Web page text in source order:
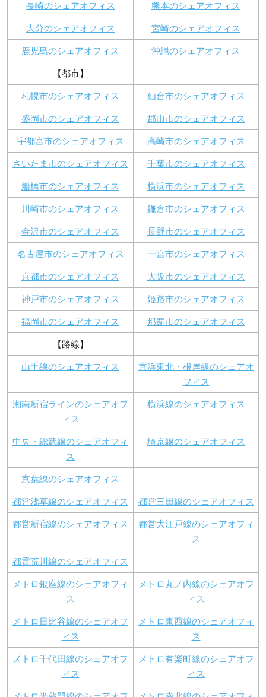
長崎のシェアオフィス 熊本のシェアオフィス
大分のシェアオフィス 宮崎のシェアオフィス
鹿児島のシェアオフィス 沖縄のシェアオフィス
【都市】
札幌市のシェアオフィス 仙台市のシェアオフィス
盛岡市のシェアオフィス 郡山市のシェアオフィス
宇都宮市のシェアオフィス 高崎市のシェアオフィス
さいたま市のシェアオフィス 千葉市のシェアオフィス
船橋市のシェアオフィス 横浜市のシェアオフィス
川崎市のシェアオフィス 鎌倉市のシェアオフィス
金沢市のシェアオフィス 長野市のシェアオフィス
名古屋市のシェアオフィス 一宮市のシェアオフィス
京都市のシェアオフィス 大阪市のシェアオフィス
神戸市のシェアオフィス 姫路市のシェアオフィス
福岡市のシェアオフィス 那覇市のシェアオフィス
【路線】
山手線のシェアオフィス
京浜東北・根岸線のシェアオ
フィス
湘南新宿ラインのシェアオフ
ィス
横浜線のシェアオフィス
中央・総武線のシェアオフィ
ス
埼京線のシェアオフィス
京葉線のシェアオフィス
都営浅草線のシェアオフィス 都営三田線のシェアオフィス
都営新宿線のシェアオフィス
都営大江戸線のシェアオフィ
ス
都電荒川線のシェアオフィス
メトロ銀座線のシェアオフィ
ス
メトロ丸ノ内線のシェアオフ
ィス
メトロ日比谷線のシェアオフ
ィス
メトロ東西線のシェアオフィ
ス
メトロ千代田線のシェアオフ
ィス
メトロ有楽町線のシェアオフ
ィス